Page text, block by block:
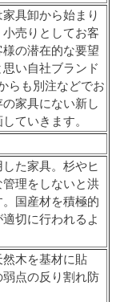
具卸から始まり
売りとしてお客
の潜在的な要望
い自社ブランド
らも別注などでお
家具にない新し
ていきます。
た家具。杉やヒ
管理をしないと洪
国産材を積極的
切に行われるよ
木を基材に貼
点の反り割れ防